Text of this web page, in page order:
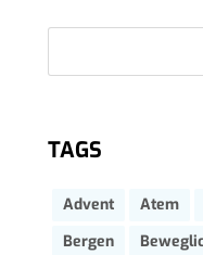
TAGS
Advent Atem
Bergen